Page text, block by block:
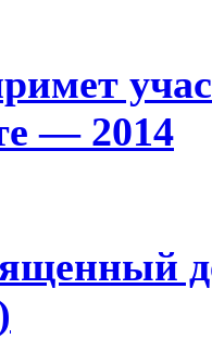
— 2014